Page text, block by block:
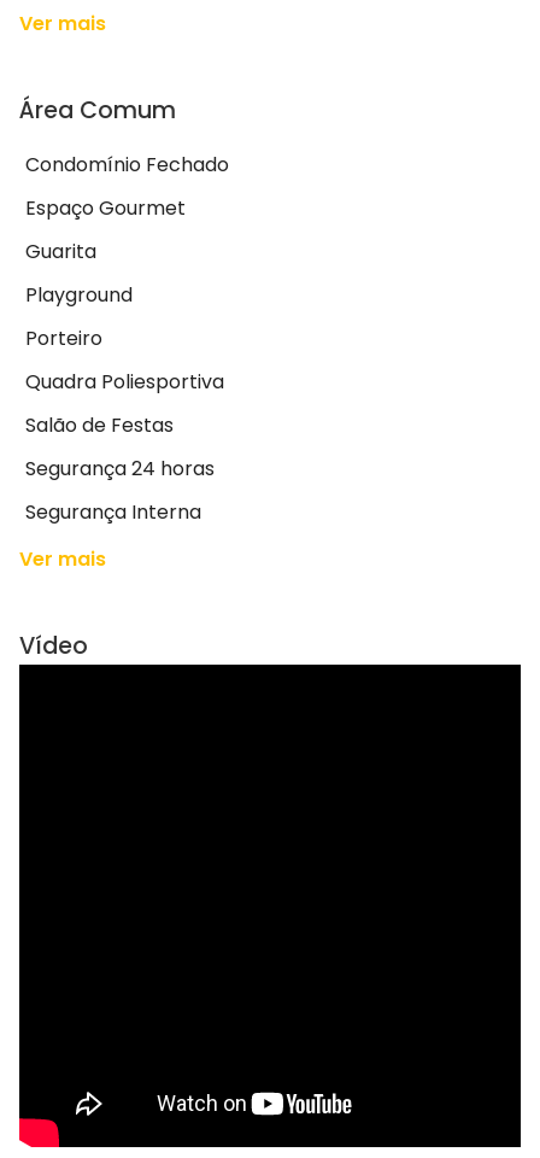
Ver mais
Área Comum
Condomínio Fechado
Espaço Gourmet
Guarita
Playground
Porteiro
Quadra Poliesportiva
Salão de Festas
Segurança 24 horas
Segurança Interna
Ver mais
Vídeo